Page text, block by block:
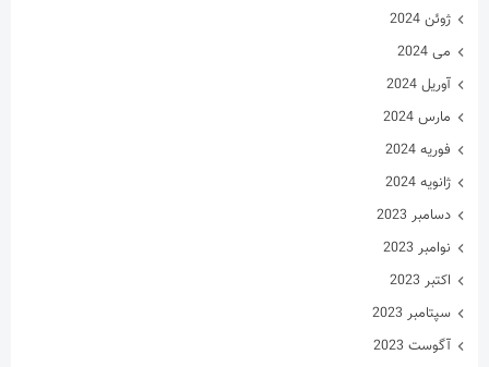
ژوئن 2024
می 2024
آوریل 2024
مارس 2024
فوریه 2024
ژانویه 2024
دسامبر 2023
نوامبر 2023
اکتبر 2023
سپتامبر 2023
آگوست 2023